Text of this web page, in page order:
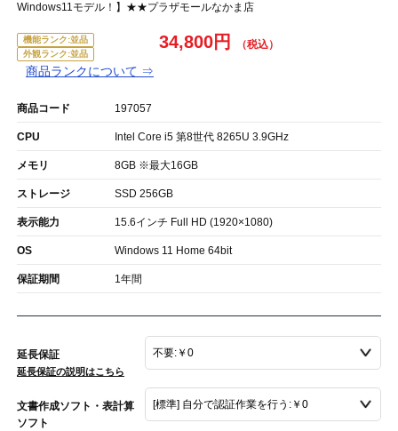
Windows11モデル！】★★プラザモールなかま店
機能ランク:並品
外観ランク:並品
商品ランクについて ⇒
34,800円
商品コード 197057
CPU Intel Core i5 第8世代 8265U 3.9GHz
メモリ 8GB ※最大16GB
ストレージ SSD 256GB
表示能力 15.6インチ Full HD (1920×1080)
OS Windows 11 Home 64bit
保証期間 1年間
延長保証
延長保証の説明はこちら
文書作成ソフト・表計算
ソフト